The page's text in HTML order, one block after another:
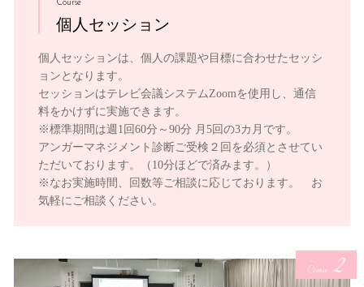
Course
個人セッション
個人セッションは、個人の課題や目標に合わせたセッシ
ョンとなります。
セッションはテレビ会議システムZoomを使用し、通信
料をかけずに実施できます。
※標準期間は週1回60分～90分 月5回の3カ月です。
アンガーマネジメント診断ご受検２回を必須とさせてい
ただいております。（10分ほどで済みます。）
※なお実施時間、回数等ご相談に応じております。 お
気軽にご相談ください。
Course 2